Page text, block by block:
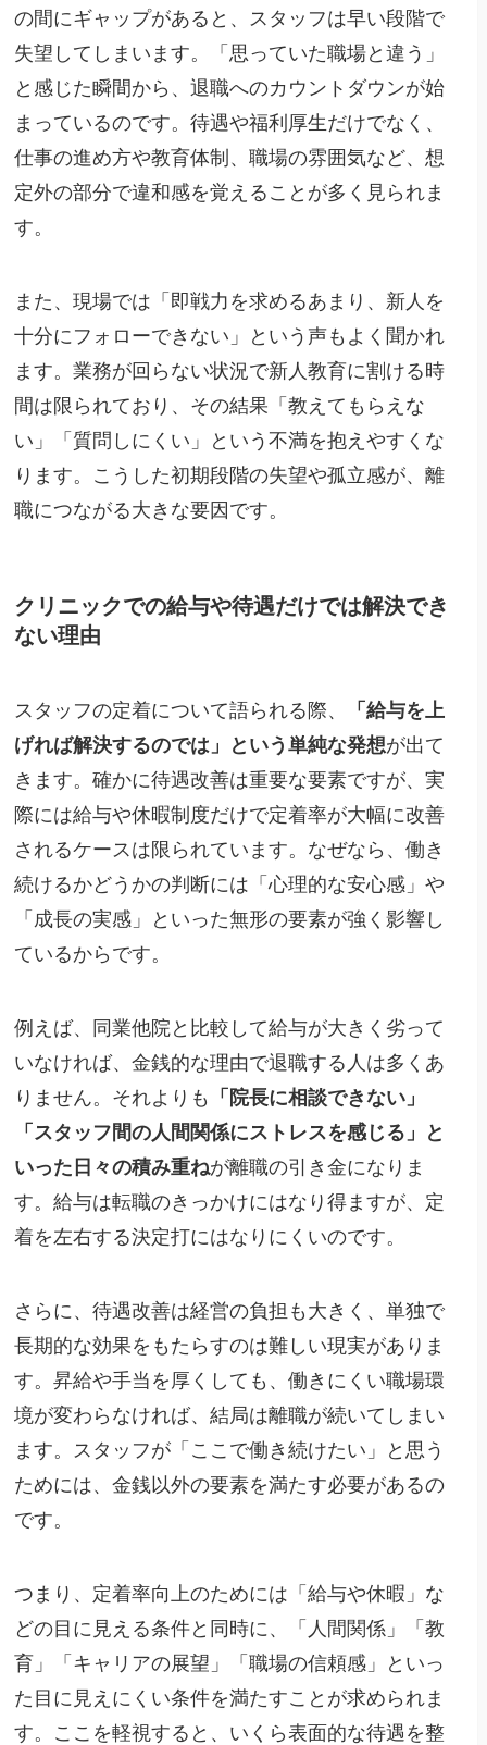
の間にギャップがあると、スタッフは早い段階で
失望してしまいます。「思っていた職場と違う」
と感じた瞬間から、退職へのカウントダウンが始
まっているのです。待遇や福利厚生だけでなく、
仕事の進め方や教育体制、職場の雰囲気など、想
定外の部分で違和感を覚えることが多く見られま
す。
また、現場では「即戦力を求めるあまり、新人を
十分にフォローできない」という声もよく聞かれ
ます。業務が回らない状況で新人教育に割ける時
間は限られており、その結果「教えてもらえな
い」「質問しにくい」という不満を抱えやすくな
ります。こうした初期段階の失望や孤立感が、離
職につながる大きな要因です。
クリニックでの給与や待遇だけでは解決でき
ない理由
スタッフの定着について語られる際、
「給与を上
げれば解決するのでは」という単純な発想が出て
きます。確かに待遇改善は重要な要素ですが、実
際には給与や休暇制度だけで定着率が大幅に改善
されるケースは限られています。なぜなら、働き
続けるかどうかの判断には「心理的な安心感」や
「成長の実感」といった無形の要素が強く影響し
ているからです。
例えば、同業他院と比較して給与が大きく劣って
いなければ、金銭的な理由で退職する人は多くあ
りません。それよりも
「院長に相談できない」
「スタッフ間の人間関係にストレスを感じる」と
いった日々の積み重ねが離職の引き金になりま
す。給与は転職のきっかけにはなり得ますが、定
着を左右する決定打にはなりにくいのです。
さらに、待遇改善は経営の負担も大きく、単独で
長期的な効果をもたらすのは難しい現実がありま
す。昇給や手当を厚くしても、働きにくい職場環
境が変わらなければ、結局は離職が続いてしまい
ます。スタッフが「ここで働き続けたい」と思う
ためには、金銭以外の要素を満たす必要があるの
です。
つまり、定着率向上のためには「給与や休暇」な
どの目に見える条件と同時に、「人間関係」「教
育」「キャリアの展望」「職場の信頼感」といっ
た目に見えにくい条件を満たすことが求められま
す。ここを軽視すると、いくら表面的な待遇を整